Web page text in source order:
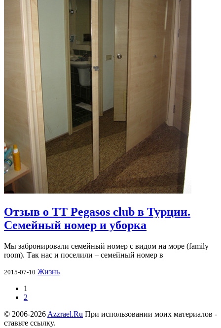
Отзыв о TT Pegasos club в Турции.
Семейный номер и уборка
Мы забронировали семейный номер с видом на море (family
room). Так нас и поселили – семейный номер в
2015-07-10 Жизнь
1
2
© 2006-2026 Azzrael.Ru При использовании моих материалов -
ставьте ссылку.